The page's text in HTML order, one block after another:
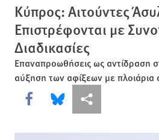
Κύπρος: Αιτούντες
Επιστρέφονται με
Διαδικασίες
Επαναπροωθήσεις ως αντίδραση
αύξηση των αφίξεων με πλοιάρια
Share this via Facebook
Share this via Bluesky
More sharing